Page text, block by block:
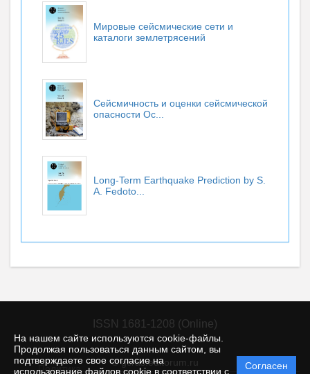
На нашем сайте используются cookie-файлы.
Продолжая пользоваться данным сайтом, вы
подтверждаете свое согласие на
использование файлов cookie в соответствии с
Согласен
Мировые сейсмические сети и
каталоги землетрясений
Сейсмичность и оценки сейсмической
опасности Ос...
Long-Term Earthquake Prediction by S.
A. Fedoto...
ISSN 1681-1208 (Online)
© gcras.editorum.ru
Политика